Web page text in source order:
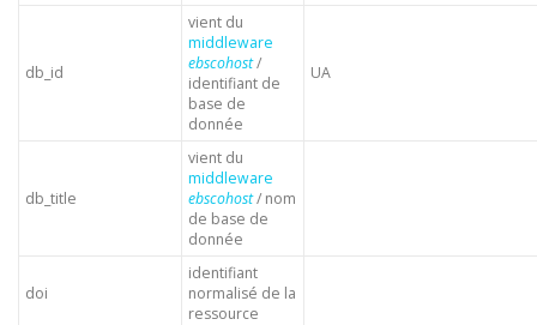
db_id
vient du
middleware
ebscohost/
identifiant de
base de
donnée
UA
db_title
vient du
middleware
ebscohost/ nom
de base de
donnée
doi
identifiant
normalisé de la
ressource